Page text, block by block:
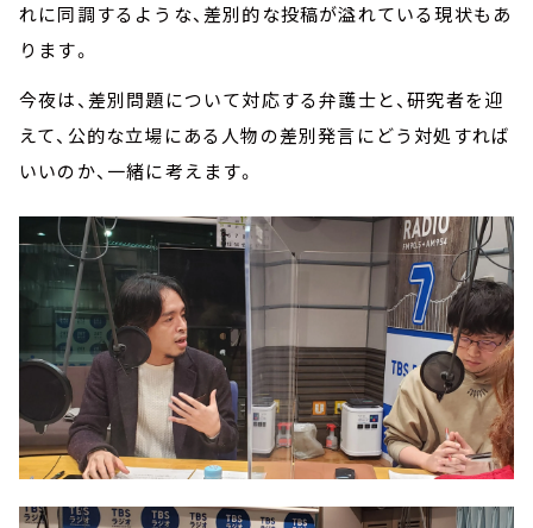
れに同調するような、差別的な投稿が溢れている現状もあ
ります。
今夜は、差別問題について対応する弁護士と、研究者を迎
えて、公的な立場にある人物の差別発言にどう対処すれば
いいのか、一緒に考えます。